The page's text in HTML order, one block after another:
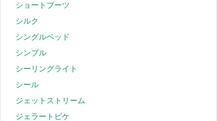
ショートブーツ
シルク
シングルベッド
シンプル
シーリングライト
シール
ジェットストリーム
ジェラートピケ